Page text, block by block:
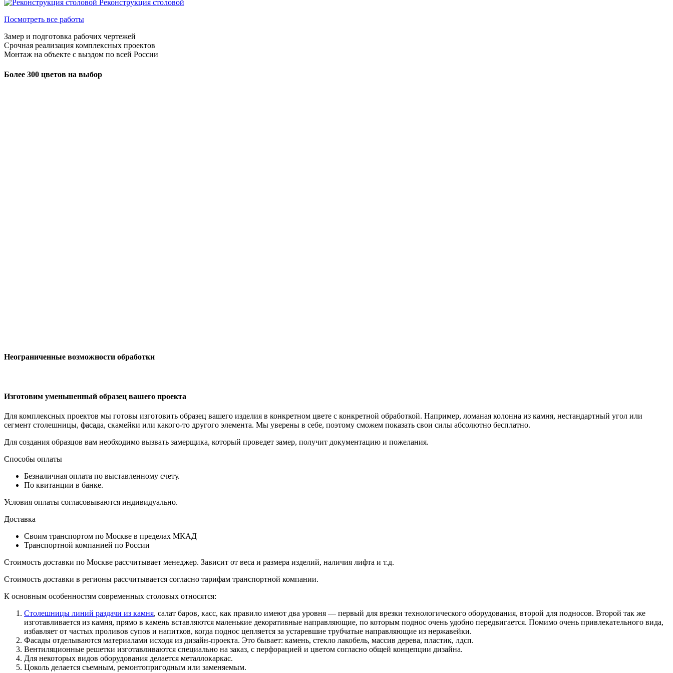
Реконструкция столовой
Посмотреть все работы
Замер и подготовка рабочих чертежей
Срочная реализация комплексных проектов
Монтаж на объекте с выздом по всей России
Более 300 цветов на выбор
Неограниченные возможности обработки
Изготовим уменьшенный образец вашего проекта
Для комплексных проектов мы готовы изготовить образец вашего изделия в конкретном цвете с конкретной обработкой. Например, ломаная колонна из камня, нестандартный угол или
сегмент столешницы, фасада, скамейки или какого-то другого элемента. Мы уверены в себе, поэтому сможем показать свои силы абсолютно бесплатно.
Для создания образцов вам необходимо вызвать замерщика, который проведет замер, получит документацию и пожелания.
Способы оплаты
Безналичная оплата по выставленному счету.
По квитанции в банке.
Условия оплаты согласовываются индивидуально.
Доставка
Своим транспортом по Москве в пределах МКАД
Транспортной компанией по России
Стоимость доставки по Москве рассчитывает менеджер. Зависит от веса и размера изделий, наличия лифта и т.д.
Стоимость доставки в регионы рассчитывается согласно тарифам транспортной компании.
К основным особенностям современных столовых относятся:
Столешницы линий раздачи из камня, салат баров, касс, как правило имеют два уровня — первый для врезки технологического оборудования, второй для подносов. Второй так же
изготавливается из камня, прямо в камень вставляются маленькие декоративные направляющие, по которым поднос очень удобно передвигается. Помимо очень привлекательного вида,
избавляет от частых проливов супов и напитков, когда поднос цепляется за устаревшие трубчатые направляющие из нержавейки.
Фасады отделываются материалами исходя из дизайн-проекта. Это бывает: камень, стекло лакобель, массив дерева, пластик, лдсп.
Вентиляционные решетки изготавливаются специально на заказ, с перфорацией и цветом согласно общей концепции дизайна.
Для некоторых видов оборудования делается металлокаркас.
Цоколь делается съемным, ремонтопригодным или заменяемым.